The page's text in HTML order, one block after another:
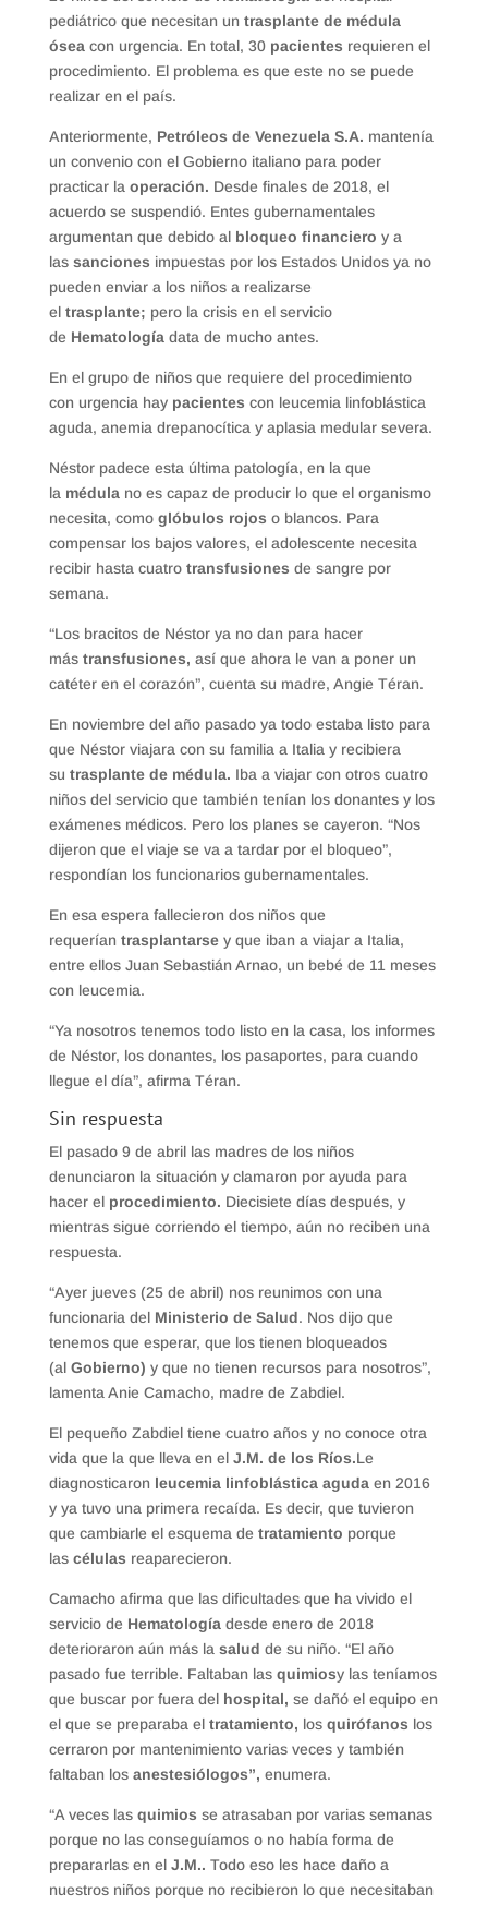
pediátrico que necesitan un trasplante de médula
ósea con urgencia. En total, 30 pacientes requieren el
procedimiento. El problema es que este no se puede
realizar en el país.
Anteriormente, Petróleos de Venezuela S.A. mantenía
un convenio con el Gobierno italiano para poder
practicar la operación. Desde finales de 2018, el
acuerdo se suspendió. Entes gubernamentales
argumentan que debido al bloqueo financiero y a
las sanciones impuestas por los Estados Unidos ya no
pueden enviar a los niños a realizarse
el trasplante; pero la crisis en el servicio
de Hematología data de mucho antes.
En el grupo de niños que requiere del procedimiento
con urgencia hay pacientes con leucemia linfoblástica
aguda, anemia drepanocítica y aplasia medular severa.
Néstor padece esta última patología, en la que
la médula no es capaz de producir lo que el organismo
necesita, como glóbulos rojos o blancos. Para
compensar los bajos valores, el adolescente necesita
recibir hasta cuatro transfusiones de sangre por
semana.
“Los bracitos de Néstor ya no dan para hacer
más transfusiones, así que ahora le van a poner un
catéter en el corazón”, cuenta su madre, Angie Téran.
En noviembre del año pasado ya todo estaba listo para
que Néstor viajara con su familia a Italia y recibiera
su trasplante de médula. Iba a viajar con otros cuatro
niños del servicio que también tenían los donantes y los
exámenes médicos. Pero los planes se cayeron. “Nos
dijeron que el viaje se va a tardar por el bloqueo”,
respondían los funcionarios gubernamentales.
En esa espera fallecieron dos niños que
requerían trasplantarsey que iban a viajar a Italia,
entre ellos Juan Sebastián Arnao, un bebé de 11 meses
con leucemia.
“Ya nosotros tenemos todo listo en la casa, los informes
de Néstor, los donantes, los pasaportes, para cuando
llegue el día”, afirma Téran.
Sin respuesta
El pasado 9 de abril las madres de los niños
denunciaron la situación y clamaron por ayuda para
hacer el procedimiento. Diecisiete días después, y
mientras sigue corriendo el tiempo, aún no reciben una
respuesta.
“Ayer jueves (25 de abril) nos reunimos con una
funcionaria del Ministerio de Salud. Nos dijo que
tenemos que esperar, que los tienen bloqueados
(al Gobierno) y que no tienen recursos para nosotros”,
lamenta Anie Camacho, madre de Zabdiel.
El pequeño Zabdiel tiene cuatro años y no conoce otra
vida que la que lleva en elJ.M. de los Ríos.Le
diagnosticaron leucemia linfoblástica aguda en 2016
y ya tuvo una primera recaída. Es decir, que tuvieron
que cambiarle el esquema de tratamiento porque
las células reaparecieron.
Camacho afirma que las dificultades que ha vivido el
servicio de Hematología desde enero de 2018
deterioraron aún más la salud de su niño. “El año
pasado fue terrible. Faltaban las quimiosy las teníamos
que buscar por fuera del hospital, se dañó el equipo en
el que se preparaba el tratamiento, los quirófanos los
cerraron por mantenimiento varias veces y también
faltaban los anestesiólogos”, enumera.
“A veces las quimios se atrasaban por varias semanas
porque no las conseguíamos o no había forma de
prepararlas en elJ.M.. Todo eso les hace daño a
nuestros niños porque no recibieron lo que necesitaban